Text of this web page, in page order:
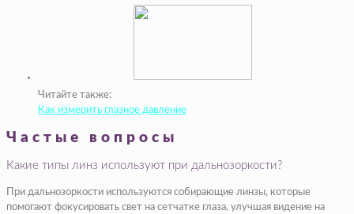
Читайте также:
Как измерить глазное давление
Частые вопросы
Какие типы линз используют при дальнозоркости?
При дальнозоркости используются собирающие линзы, которые
помогают фокусировать свет на сетчатке глаза, улучшая видение на